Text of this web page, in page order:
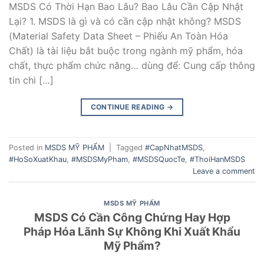
MSDS Có Thời Hạn Bao Lâu? Bao Lâu Cần Cập Nhật
Lại? 1. MSDS là gì và có cần cập nhật không? MSDS
(Material Safety Data Sheet – Phiếu An Toàn Hóa
Chất) là tài liệu bắt buộc trong ngành mỹ phẩm, hóa
chất, thực phẩm chức năng… dùng để: Cung cấp thông
tin chi […]
CONTINUE READING →
Posted in MSDS MỸ PHẨM Tagged #CapNhatMSDS
#HoSoXuatKhau #MSDSMyPham #MSDSQuocTe #ThoiHanMSDS
Leave a comment
MSDS MỸ PHẨM
MSDS Có Cần Công Chứng Hay Hợp
Pháp Hóa Lãnh Sự Không Khi Xuất Khẩu
Mỹ Phẩm?